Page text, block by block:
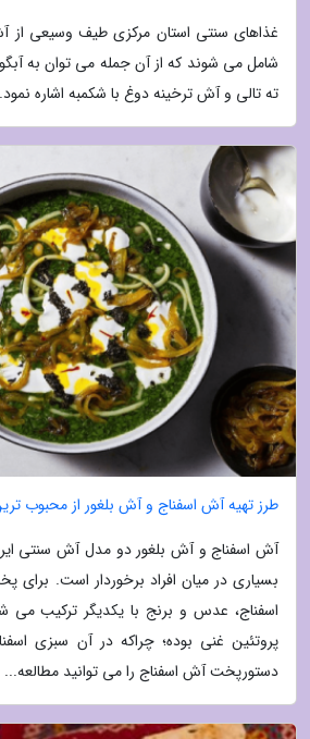
غذاهای سنتی استان مرکزی طیف وسیعی از
شامل می شوند که از آن جمله می توان به
ته تالی و آش ترخینه دوغ با شکمبه اشاره نمود.
طرز تهیه آش اسفناج و آش بلغور از محبوب
آش اسفناج و آش بلغور دو مدل آش سنتی
بسیاری در میان افراد برخوردار است. برای
اسفناج، عدس و برنج با یکدیگر ترکیب
پروتئین غنی بوده؛ چراکه در آن سبزی
دستورپخت آش اسفناج را می توانید مطالعه...